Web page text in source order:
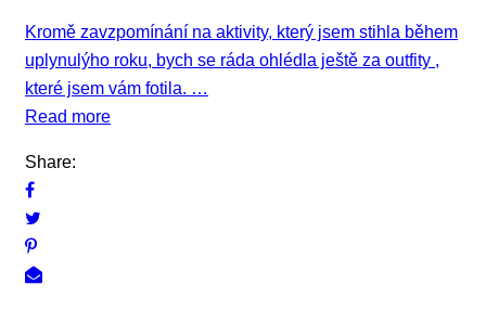
Kromě zavzpomínání na aktivity, který jsem stihla během
uplynulýho roku, bych se ráda ohlédla ještě za outfity ,
které jsem vám fotila. …
Read more
Share: